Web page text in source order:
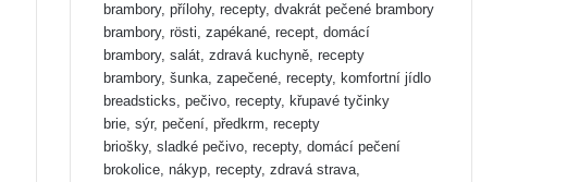
brambory, přílohy, recepty, dvakrát pečené brambory
brambory, rösti, zapékané, recept, domácí
brambory, salát, zdravá kuchyně, recepty
brambory, šunka, zapečené, recepty, komfortní jídlo
breadsticks, pečivo, recepty, křupavé tyčinky
brie, sýr, pečení, předkrm, recepty
briošky, sladké pečivo, recepty, domácí pečení
brokolice, nákyp, recepty, zdravá strava,